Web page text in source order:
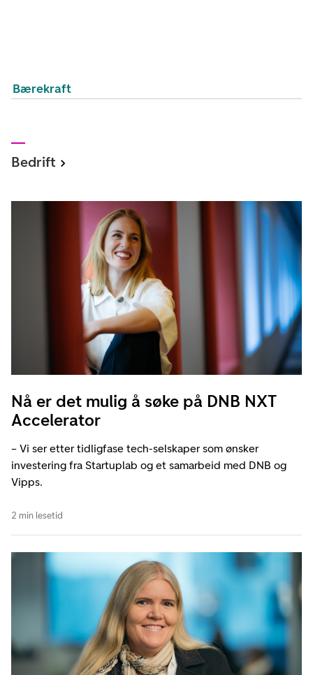
Bærekraft
Bedrift
Nå er det mulig å søke på DNB NXT
Accelerator
– Vi ser etter tidligfase tech-selskaper som ønsker
investering fra Startuplab og et samarbeid med DNB og
Vipps.
2 min lesetid